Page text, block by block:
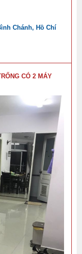
Chánh, Hồ Chí
CÓ 2 MÁY